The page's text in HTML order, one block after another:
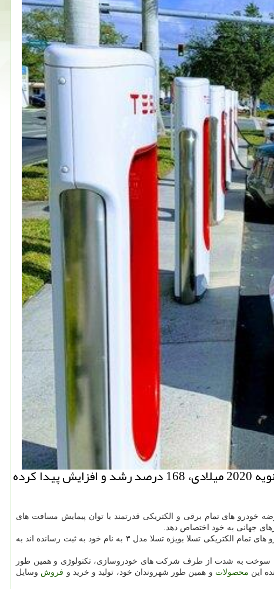
نیو باكس: گزارش های جدید حاكی از آنست كه استقبال مشتریان آلمانی از خودرو های الكتریكی تسلا در ژانویه 2020 میلادی، 168 درصد رشد و افزایش پیدا كرده
های تمام برقی و الكتریكی قدرتمند با توان پیمایش مسافت های
جهانی به خود اختصاص دهد.
حالا تازه ترین آمار و گزارش های انتشار یافته در وب سایت cleantechnica نشان میدهد كه شهروندان و مشتریان آلمانی استقبال بی نظیری را از خودرو های تمام الكتریكی تسلا بویژه تسلا مدل ۳ به نام خود به ثبت رسانده اند به
سوخت به شدت از طرف شركت های خودروسازی، تكنولوژی و همین طور
این محصولات و همین طور شهروندان خود، تولید و خرید و فروش وسایل